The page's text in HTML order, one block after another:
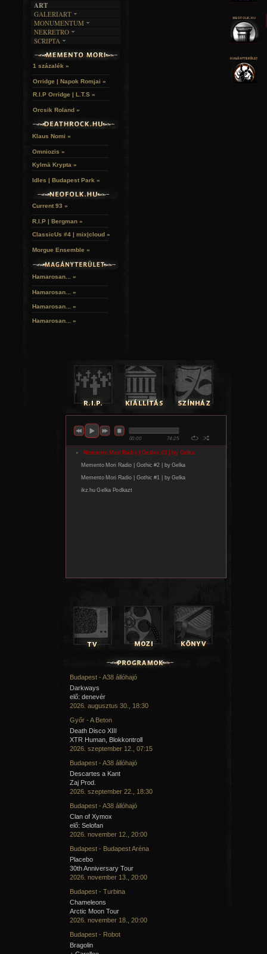
ART
GALERIART
ARTGALERI
KÉPREGÉNYEK
LAKÁSKULTS
MONUMENTUM
TEMETŐK
TEMPLOMOK
VÁRAK
HELYEK
NEKRETRO
SZUBKULT
FEKETE LYUK
RELIKVIÁK
SCRIPTA
NOVELLÁK
VERSEK
1 százalék »
Orridge | Napok Romjai »
R.I.P Orridge | L.T.S »
Orcsik Roland »
Klaus Nomi »
Omniozis »
Kylmä Krypta »
Idles | Budapest Park »
Current 93 »
R.I.P | Bergman »
ClassicUs #4 | mix|cloud »
Morgue Ensemble »
Hamarosan... »
Hamarosan... »
Hamarosan... »
Hamarosan... »
Budapest - A38 állóhajó
Darkways
elő: denevér
2026. augusztus 30., 18:30
Győr - A Beton
Death Disco XIII
XTR Human, Blokkontroll
2026. szeptember 12., 07:15
Budapest - A38 állóhajó
Descartes a Kant
Zaj Prod.
2026. szeptember 22., 18:30
Budapest - A38 állóhajó
Clan of Xymox
elő: Selofan
2026. november 12., 20:00
Budapest - Budapest Aréna
Placebo
30th Anniversary Tour
2026. november 13., 20:00
Budapest - Turbina
Chameleons
Arctic Moon Tour
2026. november 18., 20:00
Budapest - Robot
Bragolin